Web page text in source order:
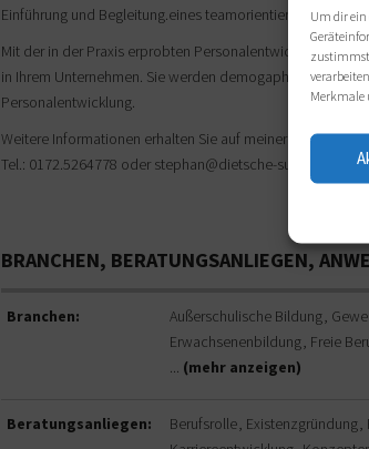
Um dir ein
Merkmale
Einführung und Begleitung.eines teamorientierten
Mit der in der Praxis erprobten Personalentwicklungs-
in Ihrem Unternehmen. Sie werden demogaphiefest und
Personalentwicklung.
Weitere Informationen erhalten Sie auf meiner Webseite
Tel.: 0172.5264778 oder stephan@dietsche-supervision.de
BRANCHEN, BERATUNGSANLIEGEN,
Branchen: Außerschulische Bildung
Erwachsenenbildung Freie
... (mehr anzeigen)
Beratungsanliegen: Berufsrolle Existenzgründung